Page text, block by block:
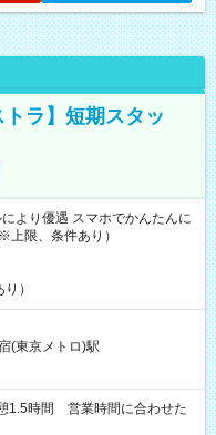
ラ】短期スタッ
り優遇 スマホでかんたんに
限、条件あり）
）
(東京メトロ)駅